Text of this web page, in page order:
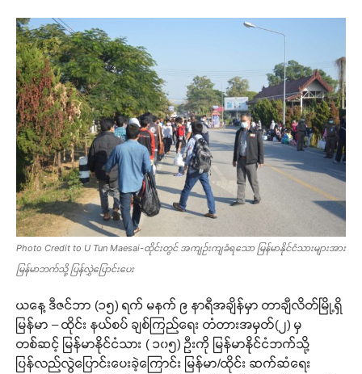
Photo Credit to U Tun Maesai-ထိုင်းတွင် အကျဉ်းကျခံရသော မြန်မာနိုင်ငံသားများအား
မြန်မာဘက်သို့ ပြန်လွှဲပြောင်းပေး
ယနေ့ ဒီဇင်ဘာ (၁၅) ရက် မနက် ၉ နာရီအချိန်မှာ တာချီလိတ်မြို့ရှိ
မြန်မာ – ထိုင်း နယ်စပ် ချစ်ကြည်ရေး တံတားအမှတ်(၂) မှ
တစ်ဆင့် မြန်မာနိုင်ငံသား ( ၁၀၅) ဦးကို မြန်မာနိုင်ငံဘက်သို့
ပြန်လည်လွဲပြောင်းပေးခဲ့ကြောင်း မြန်မာ/ထိုင်း ဆက်ဆံရေး